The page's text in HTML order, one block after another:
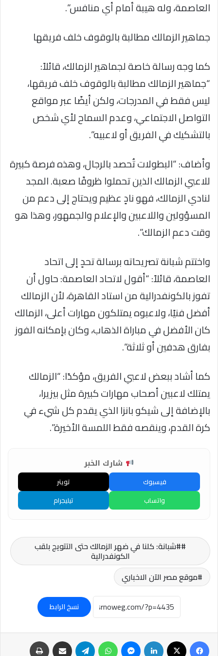
العاصمة، وله هيبة أمام أي منافس”.
جماهير الزمالك مطالبة بالوقوف خلف فريقها
كما وجه رسالة خاصة لجماهير الزمالك، قائلاً:
“جماهير الزمالك مطالبة بالوقوف خلف فريقها،
ليس فقط في المدرجات، ولكن أيضًا عبر مواقع
التواصل الاجتماعي، وعدم السماح لأي شخص
بالتشكيك في الفريق أو لاعبيه”.
وأضاف: “البطولات تُحصد بالرجال، وهذه فرصة كبيرة
للاعبي الزمالك الذين تحملوا ظروفًا صعبة. المجد
لنادي الزمالك، فهو نادٍ عظيم ويحتاج إلى دعم من
المسؤولين واللاعبين والإعلام والجمهور، وهذا هو
وقت دعم الزمالك”.
واختتم شبانة تصريحاته برسالة تحدٍ إلى اتحاد
العاصمة، قائلاً: “أقول لاتحاد العاصمة: حاول أن
تفوز بالكونفدرالية من استاد القاهرة، لأن الزمالك
أفضل فنيًا، ولاعبوه يمتلكون مهارات أعلى، الزمالك
كان الأفضل في مباراة الذهاب، وكان بإمكانه الفوز
بفارق هدفين أو ثلاثة”.
كما أشاد ببعض لاعبي الفريق، مؤكدًا: “الزمالك
يمتلك لاعبين أصحاب مهارات كبيرة مثل بيزيرا،
بالإضافة إلى شيكو بانزا الذي يقدم كل شيء في
كرة القدم، وينقصه فقط اللمسة الأخيرة”.
شارك الخبر
فيسبوك
تويتر
واتساب
تيليجرام
#شبانة: كلنا في ضهر الزمالك حتى التتويج بلقب
الكونفدرالية
موقع مصر الآن الاخباري
نسخ الرابط
فيسبوك لينكدإن ماسنجر واتساب تيلقرام مشاركة عبر البريد